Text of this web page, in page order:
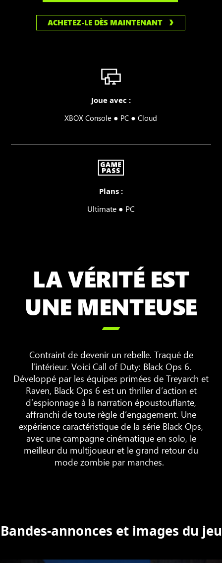
ACHETEZ-LE DÈS MAINTENANT
Joue avec :
XBOX Console ● PC ●Cloud
Plans :
Ultimate ● PC
LA VÉRITÉ EST
UNE MENTEUSE

Contraint de devenir un rebelle. Traqué de
l’intérieur. Voici Call of Duty: Black Ops 6.
Développé par les équipes primées de Treyarch et
Raven, Black Ops 6 est un thriller d’action et
d’espionnage à la narration époustouflante,
affranchi de toute règle d’engagement. Une
expérience caractéristique de la série Black Ops,
avec une campagne cinématique en solo, le
meilleur du multijoueur et le grand retour du
mode zombie par manches.
Bandes-annonces et images du jeu